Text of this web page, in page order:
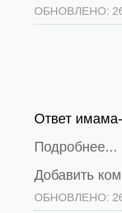
ОБНОВЛЕНО:
Ответ
Подробнее...
Добавить
ОБНОВЛЕНО: